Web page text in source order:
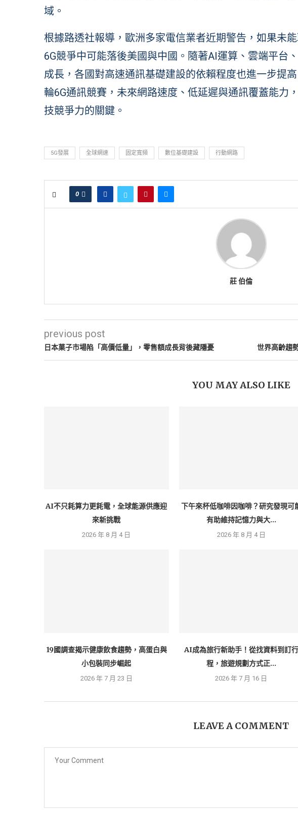
域。
根據路透社報導，歐洲多家電信業者近期警告，如果未
6G競爭中可能落後美國與中國。隨著AI運算、雲端平台
成長，各國對高速通訊基礎建設的依賴程度也進一步提
輪6G通訊競賽，未來網路速度、低延遲與通訊覆蓋能力
技競爭力的關鍵。
5G發展 全球網速 固定寬頻 數位基礎建設 行動網路
0
莊 伯倫
previous post
日本菓子市場陷「高價低量」，零售額成長背後藏隱憂 世界高齡趨
YOU MAY ALSO LIKE
AI不只耗算力更耗電，全球能源供應迎
來新挑戰
2026 年 8 月 4 日
下午來杯低咖啡因咖啡？研究發現可
有助維持記憶力與大...
2026 年 8 月 4 日
19國調查揭示健康飲食趨勢，高蛋白與
小包裝同步崛起
2026 年 7 月 23 日
AI成為旅行新助手！從找資料到訂行
程，旅遊規劃方式正...
2026 年 7 月 16 日
LEAVE A COMMENT